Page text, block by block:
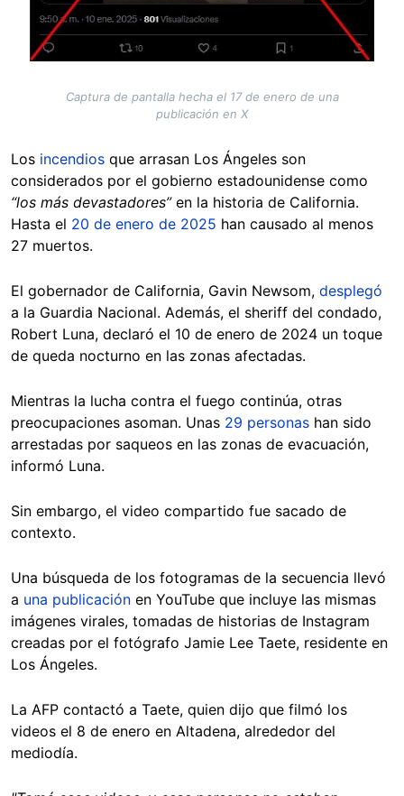
Captura de pantalla hecha el 17 de enero de una
publicación en X
Los incendios que arrasan Los Ángeles son
considerados por el gobierno estadounidense como
“los más devastadores” en la historia de California.
Hasta el 20 de enero de 2025 han causado al menos
27 muertos.
El gobernador de California, Gavin Newsom, desplegó
a la Guardia Nacional. Además, el sheriff del condado,
Robert Luna, declaró el 10 de enero de 2024 un toque
de queda nocturno en las zonas afectadas.
Mientras la lucha contra el fuego continúa, otras
preocupaciones asoman. Unas 29 personas han sido
arrestadas por saqueos en las zonas de evacuación,
informó Luna.
Sin embargo, el video compartido fue sacado de
contexto.
Una búsqueda de los fotogramas de la secuencia llevó
a una publicación en YouTube que incluye las mismas
imágenes virales, tomadas de historias de Instagram
creadas por el fotógrafo Jamie Lee Taete, residente en
Los Ángeles.
La AFP contactó a Taete, quien dijo que filmó los
videos el 8 de enero en Altadena, alrededor del
mediodía.